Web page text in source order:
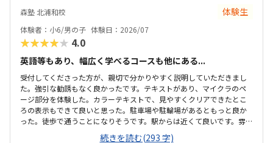
ているわけではありませんが、壁などで視線が分散しにくい工夫がさ
れており、集中しやすい雰囲気だと感じました。月4回（1回50分）で
約12,000円という料金は、我が家にとってはや...
森塾 北浦和校 体験生
体験者：小6/男の子 体験日：2026/07
★★★★★ 4.0
英語等もあり、幅広く学べるコースも他にある...
受付してくださった方が、親切で分かりやすく説明していただきまし
た。強引な勧誘もなく良かったです。テキストがあり、マイクラのペ
ージ部分を体験した。カラーテキストで、見やすくクリアできたとこ
ろの表示もできて良いと思った。駐車場や駐輪場があるともっと良か
った。徒歩で通うことになりそうです。駅からは近くて良いです。雰囲
気も良く、清潔感もあった。部屋が区切られていて、個人スペースも
続きを読む(293 字)